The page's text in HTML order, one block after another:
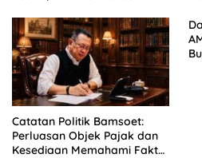
Catatan Politik Bamsoet:
Perluasan Objek Pajak dan
Kesediaan Memahami Fakta